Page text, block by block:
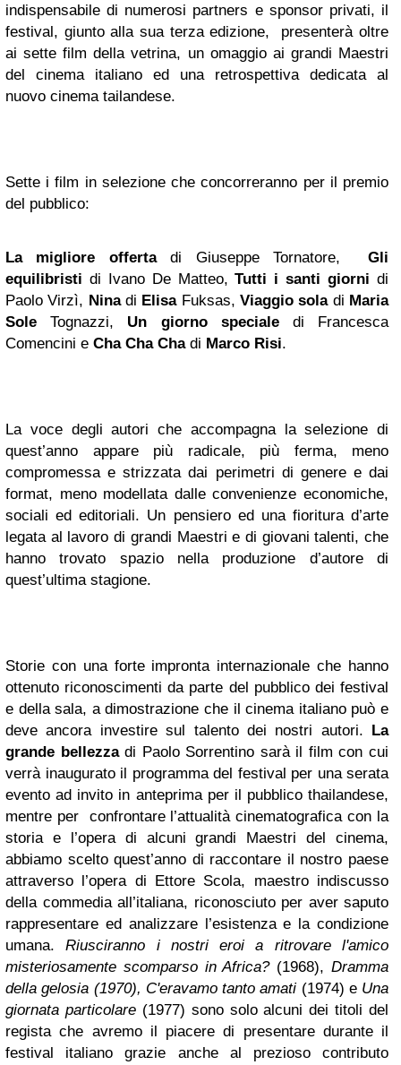
indispensabile di numerosi partners e sponsor privati, il
festival, giunto alla sua terza edizione, presenterà oltre
ai sette film della vetrina, un omaggio ai grandi Maestri
del cinema italiano ed una retrospettiva dedicata al
nuovo cinema tailandese.
Sette i film in selezione che concorreranno per il premio
del pubblico:
La migliore offertadi Giuseppe Tornatore, Gli
equilibristi di Ivano De Matteo, Tutti i santi giornidi
Paolo Virzì, Ninadi ElisaFuksas,Viaggio sola di Maria
Sole Tognazzi, Un giorno speciale di Francesca
Comencini e Cha Cha Cha di Marco Risi.
La voce degli autori che accompagna la selezione di
quest’anno appare più radicale, più ferma, meno
compromessa e strizzata dai perimetri di genere e dai
format, meno modellata dalle convenienze economiche,
sociali ed editoriali. Un pensiero ed una fioritura d’arte
legata al lavoro di grandi Maestri e di giovani talenti, che
hanno trovato spazio nella produzione d’autore di
quest’ultima stagione.
Storie con una forte impronta internazionale che hanno
ottenuto riconoscimenti da parte del pubblico dei festival
e della sala, a dimostrazione che il cinema italiano può e
deve ancora investire sul talento dei nostri autori.
La
grande bellezza di Paolo Sorrentino sarà il film con cui
verrà inaugurato il programma del festival per una serata
evento ad invito in anteprima per il pubblico thailandese,
mentre per confrontare l’attualità cinematografica con la
storia e l’opera di alcuni grandi Maestri del cinema,
abbiamo scelto quest’anno di raccontare il nostro paese
attraverso l’opera di Ettore Scola, maestro indiscusso
della commedia all’italiana, riconosciuto per aver saputo
rappresentare ed analizzare l’esistenza e la condizione
umana.Riusciranno i nostri eroi a ritrovare l'amico
misteriosamente scomparso in Africa?(1968),Dramma
della gelosia (1970), C'eravamo tanto amati (1974) e Una
giornata particolare(1977) sono solo alcuni dei titoli del
regista che avremo il piacere di presentare durante il
festival italiano grazie anche al prezioso contributo